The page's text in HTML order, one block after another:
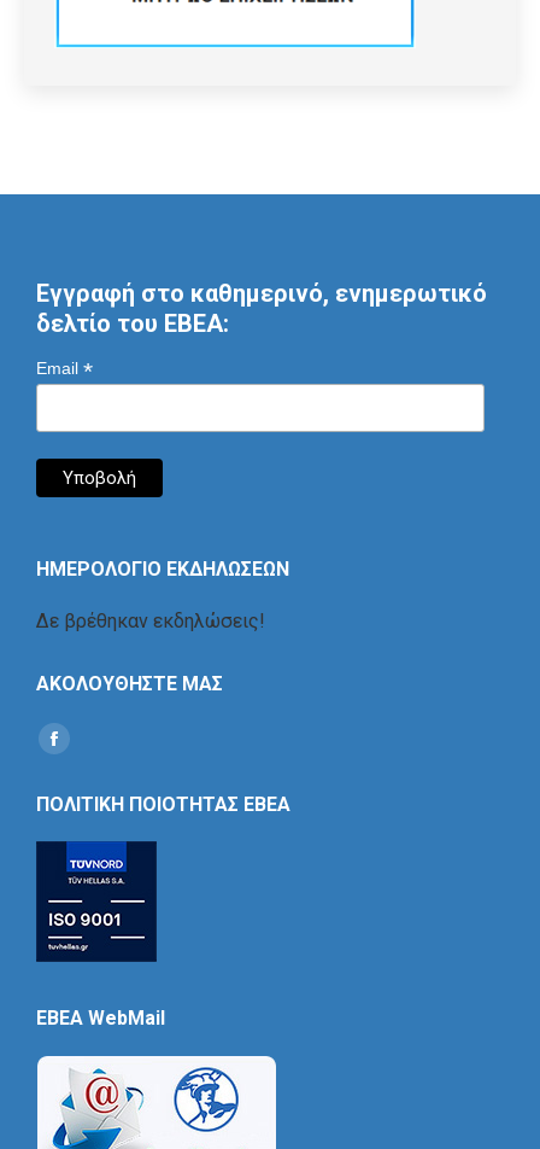
Εγγραφή στο καθημερινό, ενημερωτικό
δελτίο του ΕΒΕΑ:
Email *
ΗΜΕΡΟΛΟΓΙΟ ΕΚΔΗΛΩΣΕΩΝ
Δε βρέθηκαν εκδηλώσεις!
ΑΚΟΛΟΥΘΗΣΤΕ ΜΑΣ
Find us on:
Social
ΠΟΛΙΤΙΚΗ ΠΟΙΟΤΗΤΑΣ ΕΒΕΑ
EBEA WebMail